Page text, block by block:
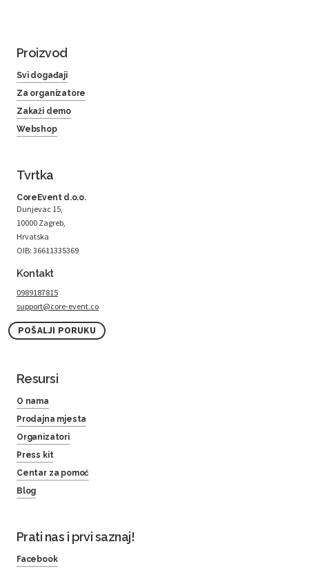
Proizvod
Svi događaji
Za organizatore
Zakaži demo
Webshop
Tvrtka
CoreEvent d.o.o.
Dunjevac 15,
10000 Zagreb,
Hrvatska
OIB: 36611335369
Kontakt
0989187815
support@core-event.co
POŠALJI PORUKU
Resursi
O nama
Prodajna mjesta
Organizatori
Press kit
Centar za pomoć
Blog
Prati nas i prvi saznaj!
Facebook